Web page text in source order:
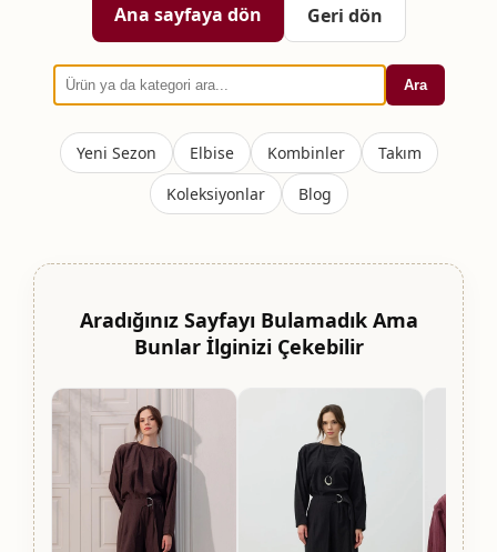
Ana sayfaya dön Geri dön
Ara
Yeni Sezon Elbise Kombinler
Takım
Koleksiyonlar
Blog
Aradığınız Sayfayı Bulamadık Ama
Bunlar İlginizi Çekebilir